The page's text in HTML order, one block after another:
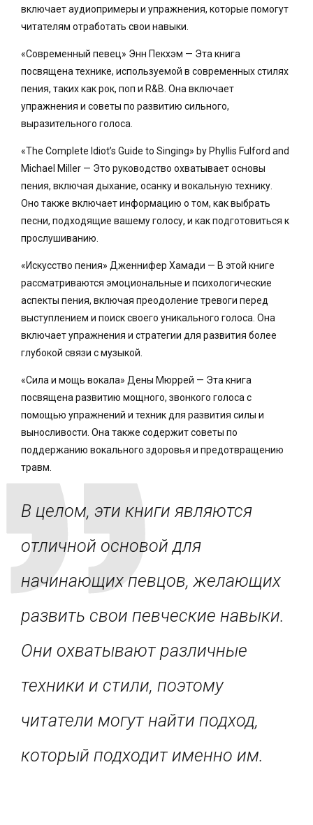
включает аудиопримеры и упражнения, которые помогут
читателям отработать свои навыки.
«Современный певец» Энн Пекхэм — Эта книга
посвящена технике, используемой в современных стилях
пения, таких как рок, поп и R&B. Она включает
упражнения и советы по развитию сильного,
выразительного голоса.
«The Complete Idiot’s Guide to Singing» by Phyllis Fulford and
Michael Miller — Это руководство охватывает основы
пения, включая дыхание, осанку и вокальную технику.
Оно также включает информацию о том, как выбрать
песни, подходящие вашему голосу, и как подготовиться к
прослушиванию.
«Искусство пения» Дженнифер Хамади — В этой книге
рассматриваются эмоциональные и психологические
аспекты пения, включая преодоление тревоги перед
выступлением и поиск своего уникального голоса. Она
включает упражнения и стратегии для развития более
глубокой связи с музыкой.
«Сила и мощь вокала» Дены Мюррей — Эта книга
посвящена развитию мощного, звонкого голоса с
помощью упражнений и техник для развития силы и
выносливости. Она также содержит советы по
поддержанию вокального здоровья и предотвращению
травм.
В целом, эти книги являются
отличной основой для
начинающих певцов, желающих
развить свои певческие навыки.
Они охватывают различные
техники и стили, поэтому
читатели могут найти подход,
который подходит именно им.